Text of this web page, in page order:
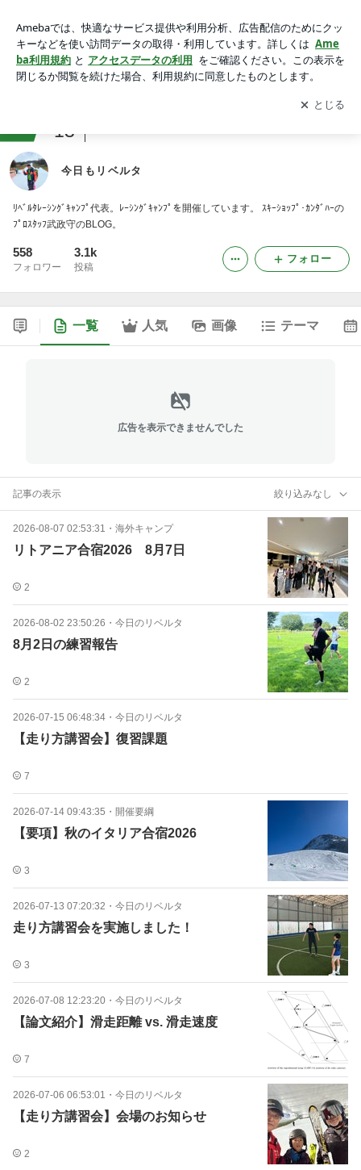
アプリをダウンロードして ブログの更新通知
を受け取りまし
ょう。
開く
13
今日もリベルタ
ﾘﾍﾞﾙﾀﾚｰｼﾝｸﾞｷｬﾝﾌﾟ代表。ﾚｰｼﾝｸﾞｷｬﾝﾌﾟを開催しています。 ｽｷｰｼｮｯﾌﾟ･ｶﾝﾀﾞﾊｰの
ﾌﾟﾛｽﾀｯﾌ武政守のBLOG。
558
フォロワー
3.1k
投稿
フォロー
一覧 人気 画像 テーマ
広告を表示できませんでした
記事の表示 絞り込みなし
2026-08-07 02:53:31 ・ 海外キャンプ
リトアニア合宿2026 8月7日
2
2026-08-02 23:50:26 ・ 今日のリベルタ
8月2日の練習報告
2
2026-07-15 06:48:34 ・ 今日のリベルタ
【走り方講習会】復習課題
7
2026-07-14 09:43:35 ・ 開催要綱
【要項】秋のイタリア合宿2026
3
2026-07-13 07:20:32 ・ 今日のリベルタ
走り方講習会を実施しました！
3
2026-07-08 12:23:20 ・ 今日のリベルタ
【論文紹介】滑走距離 vs. 滑走速度
7
2026-07-06 06:53:01 ・ 今日のリベルタ
【走り方講習会】会場のお知らせ
2